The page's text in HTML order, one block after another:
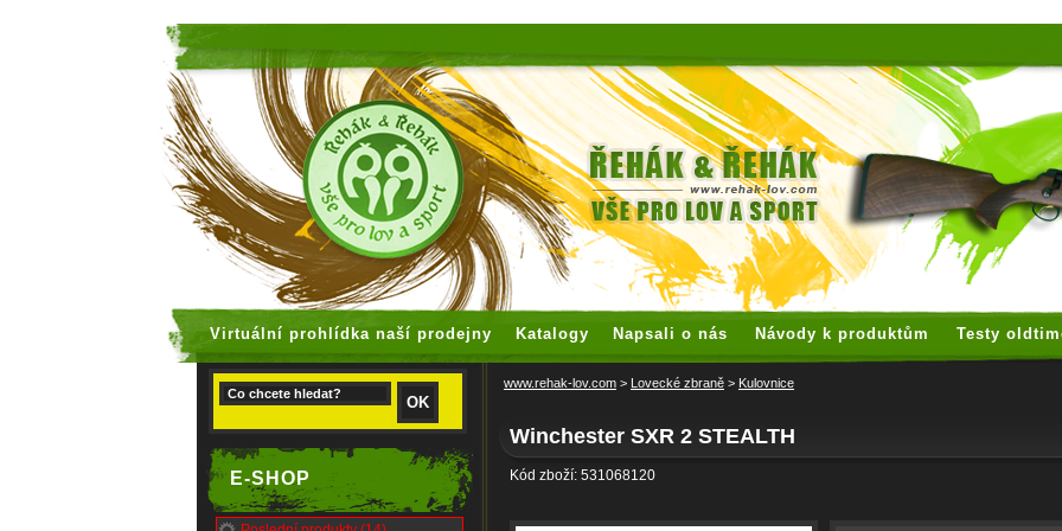
Virtuální prohlídka naší prodejny Katalogy Napsali o nás Návody k produktům Testy
E-SHOP
www.rehak-lov.com > Lovecké zbraně > Kulovnice
Winchester SXR 2 STEALTH
Kód zboží: 531068120